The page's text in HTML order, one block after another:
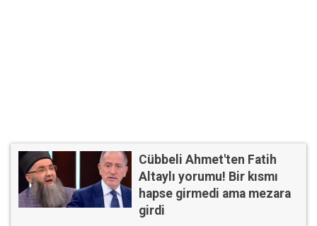
Cübbeli Ahmet'ten Fatih
Altaylı yorumu! Bir kısmı
hapse girmedi ama mezara
girdi